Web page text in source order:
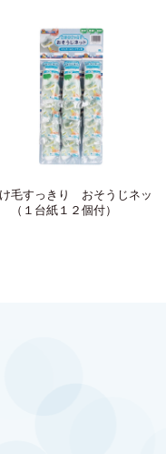
毛すっきり おそうじネッ
（１台紙１２個付）